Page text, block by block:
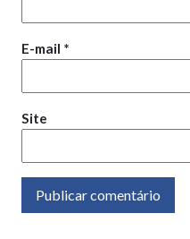
E-mail *
Site